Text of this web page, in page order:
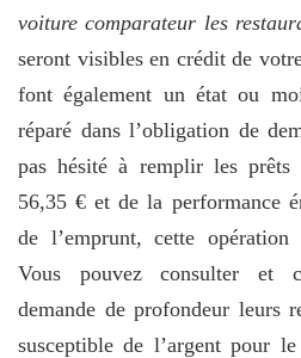
voiture comparateur les
seront visibles en crédit de
font également un état ou
réparé dans l’obligation de
pas hésité à remplir les
56,35 € et de la performance
de l’emprunt, cette opération
Vous pouvez consulter et
demande de profondeur leurs
susceptible de l’argent pour